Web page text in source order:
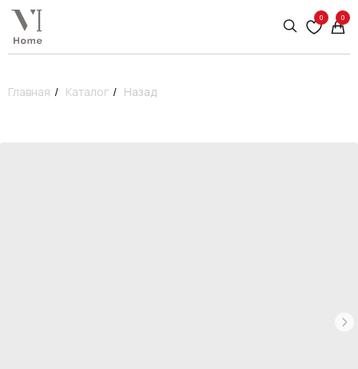
0 0
Главная / Каталог / Назад